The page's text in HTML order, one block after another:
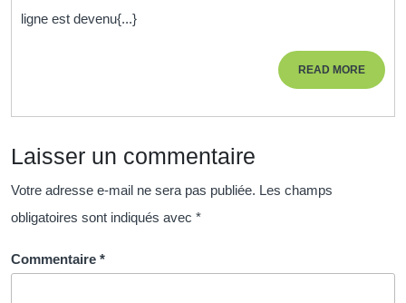
:
Distance
ligne est devenu{...}
READ MOREREAD
MORE
Laisser un commentaire
Votre adresse e-mail ne sera pas publiée. Les champs
obligatoires sont indiqués avec *
Commentaire *